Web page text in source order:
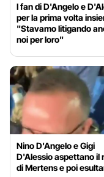
I fan di D'Angelo e
per la prima volta
"Stavamo litigando
noi per loro"
Nino D'Angelo e Gigi
D'Alessio aspettano il
di Mertens e poi